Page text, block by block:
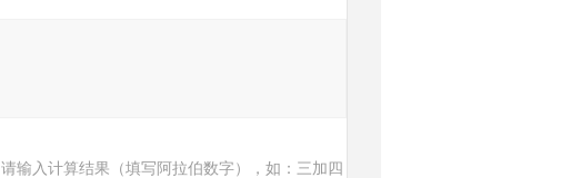
请输入计算结果（填写阿拉伯数字），如：三加四